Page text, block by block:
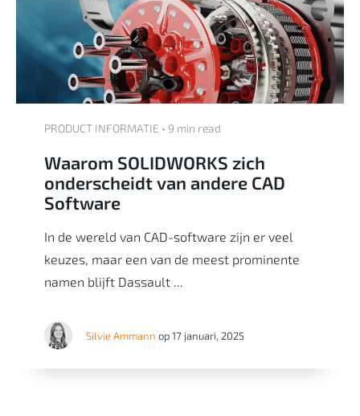
PRODUCT INFORMATIE • 9 min read
Waarom SOLIDWORKS zich
onderscheidt van andere CAD
Software
In de wereld van CAD-software zijn er veel
keuzes, maar een van de meest prominente
namen blijft Dassault ...
Silvie Ammann op 17 januari, 2025